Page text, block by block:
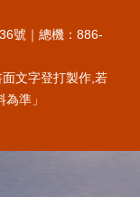
號｜總機：886-
面文字登打製作,若
準」